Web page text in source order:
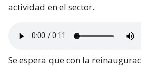
actividad en el sector.
Se espera que con la